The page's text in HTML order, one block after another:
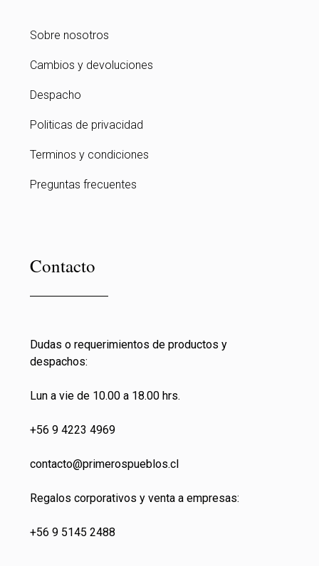
Sobre nosotros
Cambios y devoluciones
Despacho
Politicas de privacidad
Terminos y condiciones
Preguntas frecuentes
Contacto
Dudas o requerimientos de productos y
despachos:
Lun a vie de 10.00 a 18.00 hrs.
+56 9 4223 4969
contacto@primerospueblos.cl
Regalos corporativos y venta a empresas:
+56 9 5145 2488